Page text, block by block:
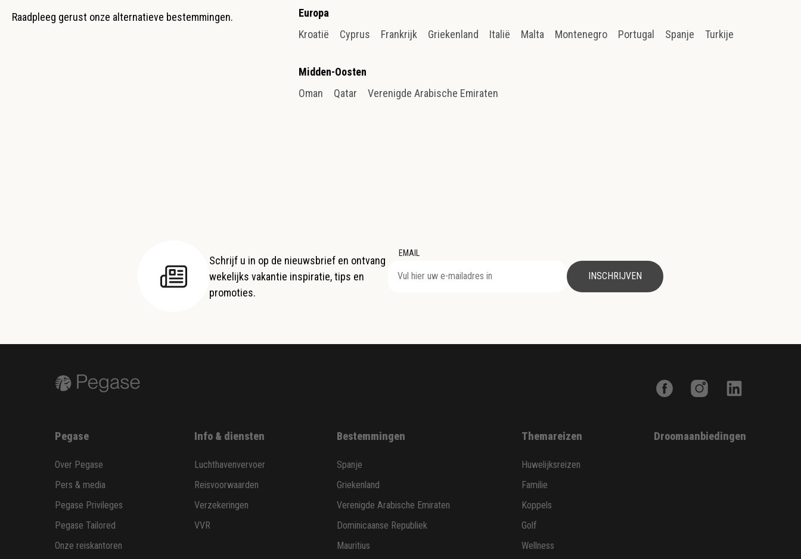
Raadpleeg gerust onze alternatieve bestemmingen.
Europa
Kroatië
Cyprus Frankrijk Griekenland Italië Malta Montenegro Portugal Spanje Turkije
Midden-Oosten
Oman
Qatar Verenigde Arabische Emiraten
Schrijf u in op de nieuwsbrief en ontvang
wekelijks vakantie inspiratie, tips en
promoties.
EMAIL
INSCHRIJVEN
Pegase
Over Pegase
Pers & media
Pegase Privileges
Pegase Tailored
Onze reiskantoren
Info & diensten
Luchthavenvervoer
Reisvoorwaarden
Verzekeringen
VVR
Bestemmingen
Spanje
Griekenland
Verenigde Arabische Emiraten
Dominicaanse Republiek
Mauritius
Themareizen
Huwelijksreizen
Familie
Koppels
Golf
Wellness
Droomaanbiedingen